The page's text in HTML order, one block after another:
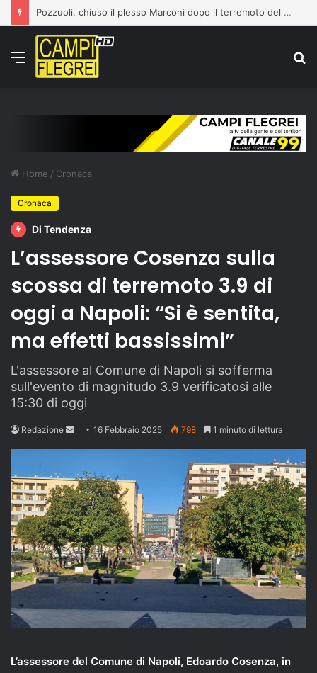
Pozzuoli, chiuso il plesso Marconi dopo il terremoto del 31 luglio: edificio dichiarato inagibile
Menu
Home / Cronaca
Cronaca
Di Tendenza
L’assessore Cosenza sulla
scossa di terremoto 3.9 di
oggi a Napoli: “Si è sentita,
ma effetti bassissimi”
L'assessore al Comune di Napoli si sofferma
sull'evento di magnitudo 3.9 verificatosi alle
15:30 di oggi
Redazione
Send16 Febbraio 2025 798 1 minuto di lettura
L’assessore del Comune di Napoli, Edoardo Cosenza, in